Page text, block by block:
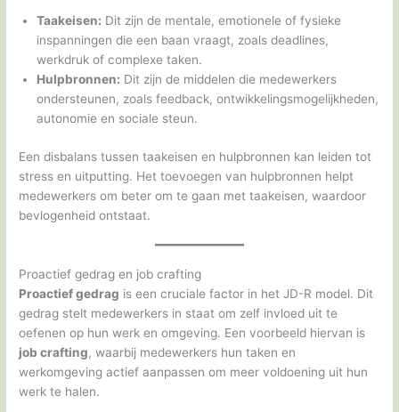
Taakeisen: Dit zijn de mentale, emotionele of fysieke
inspanningen die een baan vraagt, zoals deadlines,
werkdruk of complexe taken.
Hulpbronnen: Dit zijn de middelen die medewerkers
ondersteunen, zoals feedback, ontwikkelingsmogelijkheden,
autonomie en sociale steun.
Een disbalans tussen taakeisen en hulpbronnen kan leiden tot
stress en uitputting. Het toevoegen van hulpbronnen helpt
medewerkers om beter om te gaan met taakeisen, waardoor
bevlogenheid ontstaat.
Proactief gedrag en job crafting
Proactief gedrag is een cruciale factor in het JD-R model. Dit
gedrag stelt medewerkers in staat om zelf invloed uit te
oefenen op hun werk en omgeving. Een voorbeeld hiervan is
job crafting, waarbij medewerkers hun taken en
werkomgeving actief aanpassen om meer voldoening uit hun
werk te halen.